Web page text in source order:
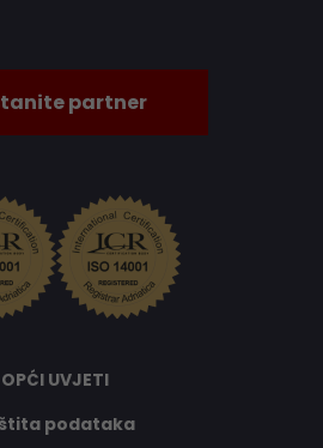
partner
OPĆI UVJETI
podataka